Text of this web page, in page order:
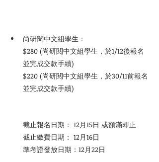
尚研閱中文組學生：
$280 (尚研閱中文組學生，於1/12後報名
並完成交款手續)
$220 (尚研閱中文組學生，於30/11前報名
並完成交款手續)
截止報名日期： 12月15日 或額滿即止
截止繳費日期： 12月16日
準考證發放日期：12月22日